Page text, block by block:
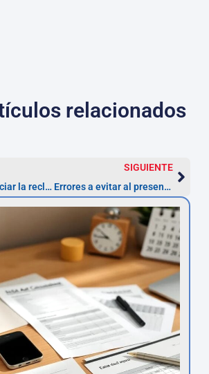
relacionados
Plazos para iniciar la reclamación de multas ZBE tras la anulación
SIGUIENTE
Errores a evitar al presentar alegaciones a multas ZBE en Madrid